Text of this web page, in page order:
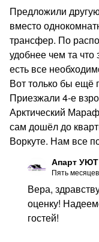
Предложили
вместо
трансфер. По
удобнее чем та
есть все
Вот только бы ещё
Приезжали 4-е
Арктический
сам дошёл до
Воркуте. Нам все
Апарт УЮТ
Пять
Вера,
оценку!
гостей!